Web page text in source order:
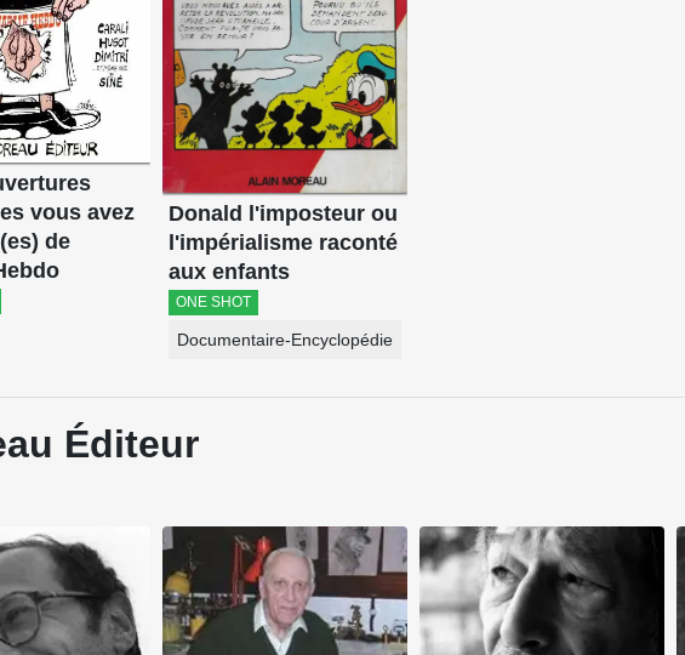
vous avez
de
Donald l'imposteur ou
l'impérialisme raconté
aux enfants
ONE SHOT
Documentaire-Encyclopédie
Éditeur